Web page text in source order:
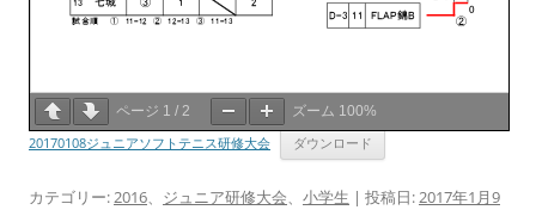
ページ 1 / 2 ズーム 100%
20170108ジュニアソフトテニス研修大会 ダウンロード
カテゴリー:2016、 ジュニア研修大会、 小学生 | 投稿日:2017年1月9